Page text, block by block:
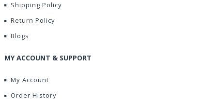
Shipping Policy
Return Policy
Blogs
MY ACCOUNT & SUPPORT
My Account
Order History